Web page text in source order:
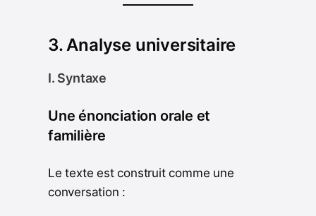
3. Analyse universitaire
I. Syntaxe
Une énonciation orale et
familière
Le texte est construit comme une
conversation :